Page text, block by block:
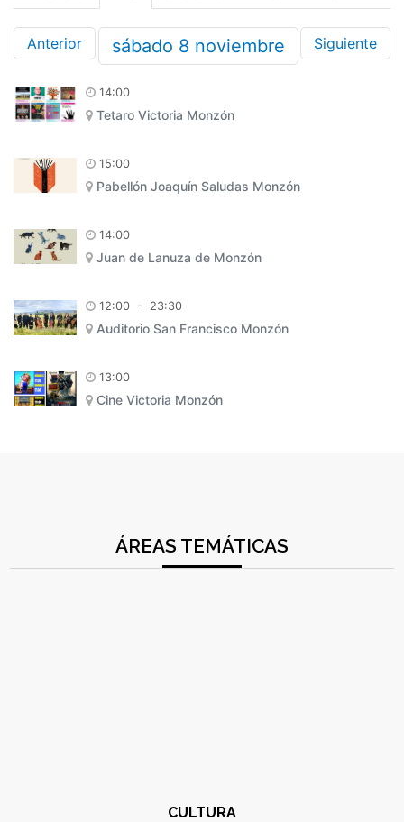
Anterior sábado 8 noviembre Siguiente
14:00
Tetaro Victoria Monzón
15:00
Pabellón Joaquín Saludas Monzón
14:00
Juan de Lanuza de Monzón
12:00 - 23:30
Auditorio San Francisco Monzón
13:00
Cine Victoria Monzón
ÁREAS TEMÁTICAS
CULTURA